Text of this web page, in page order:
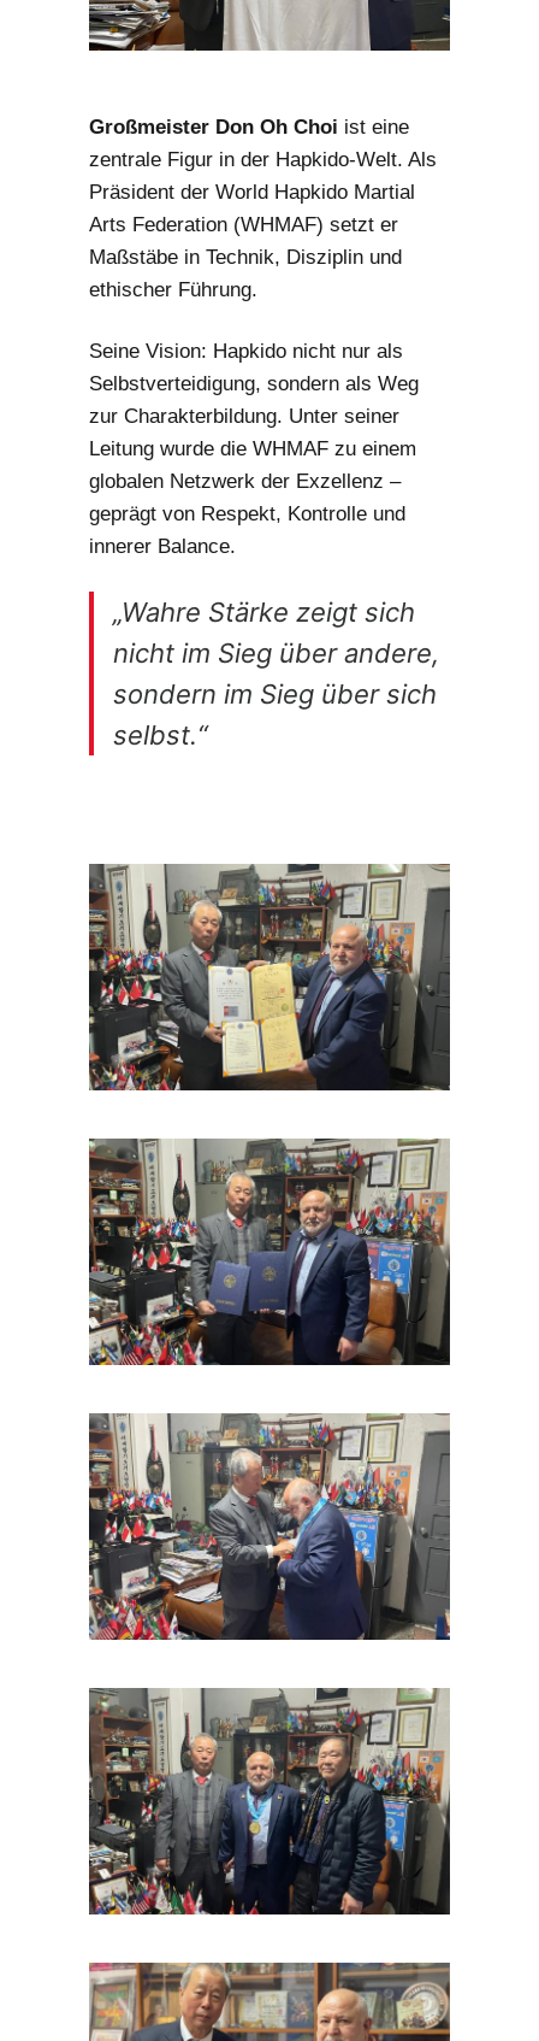
Großmeister Don Oh Choi ist eine
zentrale Figur in der Hapkido-Welt. Als
Präsident der World Hapkido Martial
Arts Federation (WHMAF) setzt er
Maßstäbe in Technik, Disziplin und
ethischer Führung.
Seine Vision: Hapkido nicht nur als
Selbstverteidigung, sondern als Weg
zur Charakterbildung. Unter seiner
Leitung wurde die WHMAF zu einem
globalen Netzwerk der Exzellenz –
geprägt von Respekt, Kontrolle und
innerer Balance.
„Wahre Stärke zeigt sich
nicht im Sieg über andere,
sondern im Sieg über sich
selbst.“